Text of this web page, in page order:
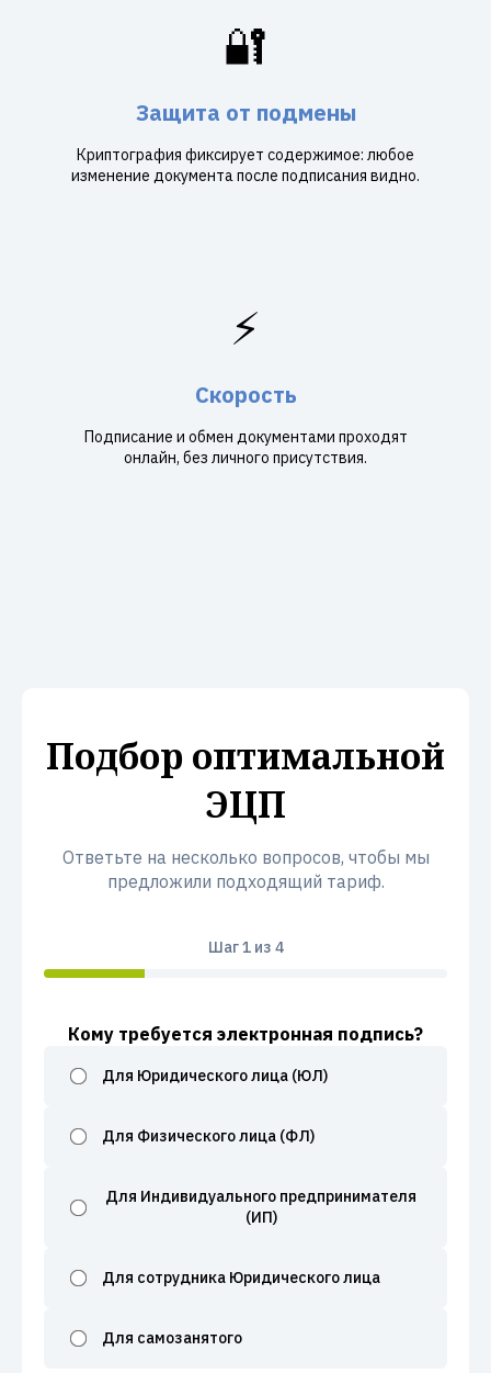
🔐
Защита от подмены
Криптография фиксирует содержимое: любое
изменение документа после подписания видно.
⚡
Скорость
Подписание и обмен документами проходят
онлайн, без личного присутствия.
Подбор оптимальной
ЭЦП
Ответьте на несколько вопросов, чтобы мы
предложили подходящий тариф.
Шаг1из 4
Кому требуется электронная подпись?
Для Юридического лица (ЮЛ)
Для Физического лица (ФЛ)
Для Индивидуального предпринимателя
(ИП)
Для сотрудника Юридического лица
Для самозанятого